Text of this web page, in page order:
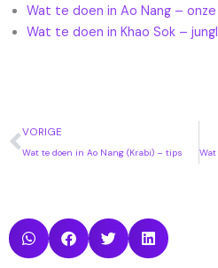
Wat te doen in Ao Nang –
Wat te doen in Khao Sok –
Vorige
VORIGE
Wat te doen in Ao Nang (Krabi) – tips